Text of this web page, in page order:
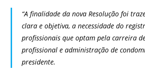
“A finalidade da nova Resolução foi
clara e objetiva, a necessidade do
profissionais que optam pela carreira
profissional e administração de
presidente.